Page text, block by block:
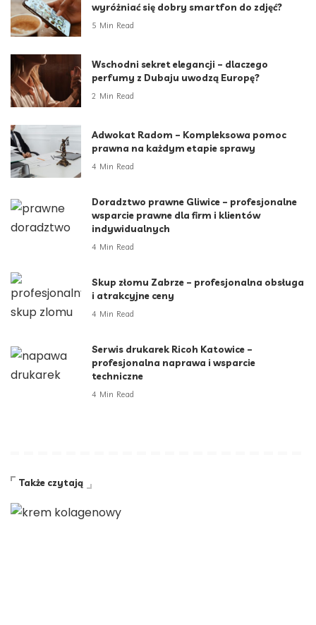
wyróżniać się dobry smartfon do zdjęć?
5 Min Read
Wschodni sekret elegancji – dlaczego
perfumy z Dubaju uwodzą Europę?
2 Min Read
Adwokat Radom – Kompleksowa pomoc
prawna na każdym etapie sprawy
4 Min Read
Doradztwo prawne Gliwice – profesjonalne
wsparcie prawne dla firm i klientów
indywidualnych
4 Min Read
Skup złomu Zabrze – profesjonalna obsługa
i atrakcyjne ceny
4 Min Read
Serwis drukarek Ricoh Katowice –
profesjonalna naprawa i wsparcie
techniczne
4 Min Read
Także czytają